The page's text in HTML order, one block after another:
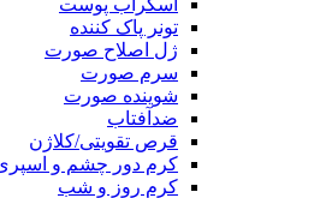
اسکراب پوست
تونر پاک کننده
ژل اصلاح صورت
سرم صورت
شوینده صورت
ضدآفتاب
قرص تقویتی/کلاژن
کرم دور چشم و
کرم روز و شب